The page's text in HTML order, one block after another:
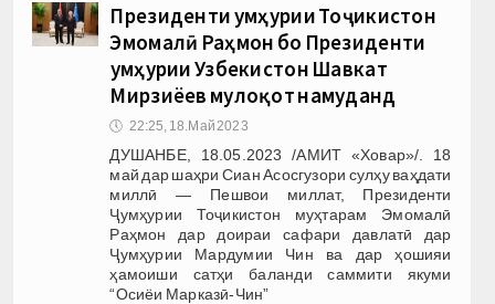
Президенти Ҷумҳурии Тоҷикистон
Эмомалӣ Раҳмон бо Президенти
Ҷумҳурии Узбекистон Шавкат
Мирзиёев мулоқот намуданд
🕔 22:25, 18.Май 2023
ДУШАНБЕ, 18.05.2023 /АМИТ «Ховар»/. 18
май дар шаҳри Сиан Асосгузори сулҳу ваҳдати
миллӣ — Пешвои миллат, Президенти
Ҷумҳурии Тоҷикистон муҳтарам Эмомалӣ
Раҳмон дар доираи сафари давлатӣ дар
Ҷумҳурии Мардумии Чин ва дар ҳошияи
ҳамоиши сатҳи баланди саммити якуми
“Осиёи Марказӣ-Чин”